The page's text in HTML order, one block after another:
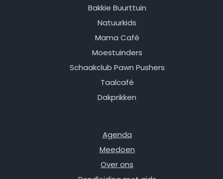
Bakkie Buurttuin
Natuurkids
Mama Café
Moestuinders
Schaakclub Pawn Pushers
Taalcafé
Dakprikken
Agenda
Meedoen
Over ons